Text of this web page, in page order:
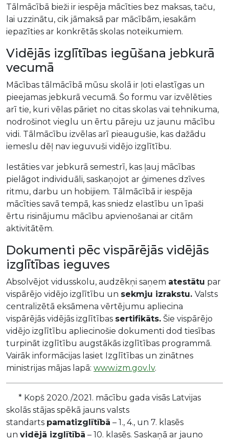
Tālmācībā bieži ir iespēja mācīties bez maksas, taču,
lai uzzinātu, cik jāmaksā par mācībām, iesakām
iepazīties ar konkrētās skolas noteikumiem.
Vidējās izglītības iegūšana jebkurā
vecumā
Mācības tālmācībā mūsu skolā ir ļoti elastīgas un
pieejamas jebkurā vecumā. Šo formu var izvēlēties
arī tie, kuri vēlas pāriet no citas skolas vai tehnikuma,
nodrošinot vieglu un ērtu pāreju uz jaunu mācību
vidi. Tālmācību izvēlas arī pieaugušie, kas dažādu
iemeslu dēļ nav ieguvuši vidējo izglītību.
Iestāties var jebkurā semestrī, kas ļauj mācības
pielāgot individuāli, saskaņojot ar ģimenes dzīves
ritmu, darbu un hobijiem. Tālmācībā ir iespēja
mācīties savā tempā, kas sniedz elastību un īpaši
ērtu risinājumu mācību apvienošanai ar citām
aktivitātēm.
Dokumenti pēc vispārējās vidējās
izglītības ieguves
Absolvējot vidusskolu, audzēkņi saņem atestātu par
vispārējo vidējo izglītību un sekmju izrakstu. Valsts
centralizētā eksāmena vērtējumu apliecina
vispārējās vidējās izglītības sertifikāts. Šie vispārējo
vidējo izglītību apliecinošie dokumenti dod tiesības
turpināt izglītību augstākās izglītības programmā.
Vairāk informācijas lasiet Izglītības un zinātnes
ministrijas mājas lapā: www.izm.gov.lv.
* Kopš 2020./2021. mācību gada visās Latvijas
skolās stājas spēkā jauns valsts
standarts pamatizglītībā – 1., 4., un 7. klasēs
un vidējā izglītībā – 10. klasēs. Saskaņā ar jauno